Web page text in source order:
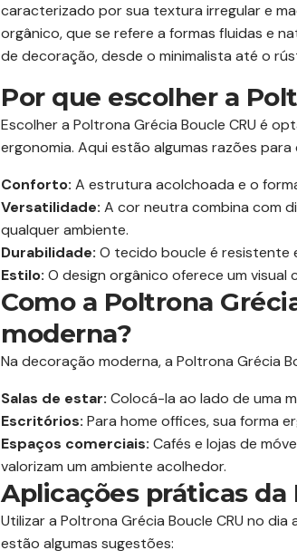
caracterizado por sua textura irregular e
orgânico, que se refere a formas fluidas e
de decoração, desde o minimalista até o
Por que escolher a
Escolher a Poltrona Grécia Boucle CRU é
ergonomia. Aqui estão algumas razões
Conforto: A estrutura acolchoada e o
Versatilidade: A cor neutra combina com
qualquer ambiente.
Durabilidade: O tecido boucle é resistente
Estilo: O design orgânico oferece um
Como a Poltrona
moderna?
Na decoração moderna, a Poltrona Grécia
Salas de estar: Colocá-la ao lado de uma
Escritórios: Para home offices, sua forma
Espaços comerciais: Cafés e lojas de
valorizam um ambiente acolhedor.
Aplicações práticas da
Utilizar a Poltrona Grécia Boucle CRU no
estão algumas sugestões: